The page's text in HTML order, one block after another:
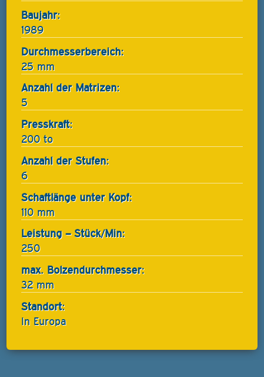
Baujahr:
1989
Durchmesserbereich:
25 mm
Anzahl der Matrizen:
5
Presskraft:
200 to
Anzahl der Stufen:
6
Schaftlänge unter Kopf:
110 mm
Leistung – Stück/Min:
250
max. Bolzendurchmesser:
32 mm
Standort:
In Europa